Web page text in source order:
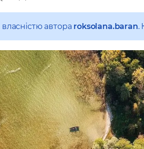
автора roksolana.baran.